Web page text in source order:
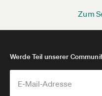
Zum
Werde Teil unserer